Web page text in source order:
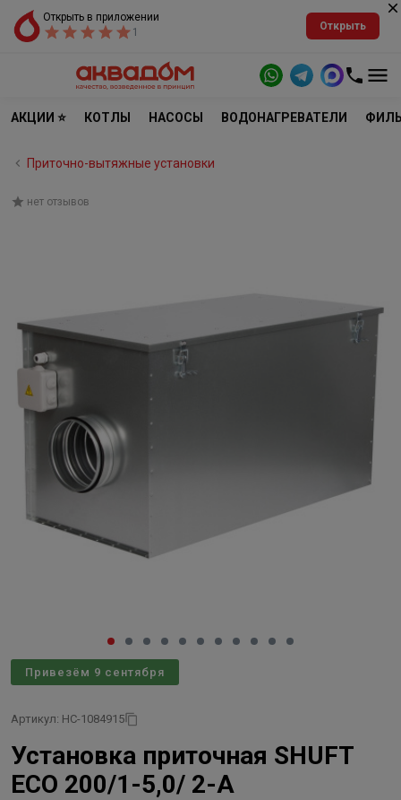
Открыть в приложении
1
Открыть
АКЦИИ ⭐ КОТЛЫ НАСОСЫ ВОДОНАГРЕВАТЕЛИ
Приточно-вытяжные установки
нет отзывов
Привезём 9 сентября
Артикул: НС-1084915
Установка приточная SHUFT
ECO 200/1-5,0/ 2-A